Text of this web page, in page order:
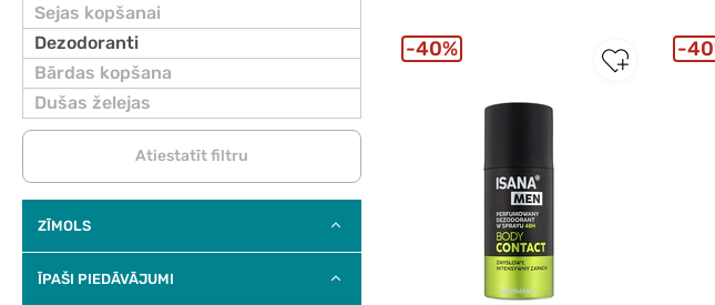
Sejas kopšanai
Dezodoranti
Bārdas kopšana
Dušas želejas
Atiestatīt filtru
ZĪMOLS
ĪPAŠI PIEDĀVĀJUMI
40%